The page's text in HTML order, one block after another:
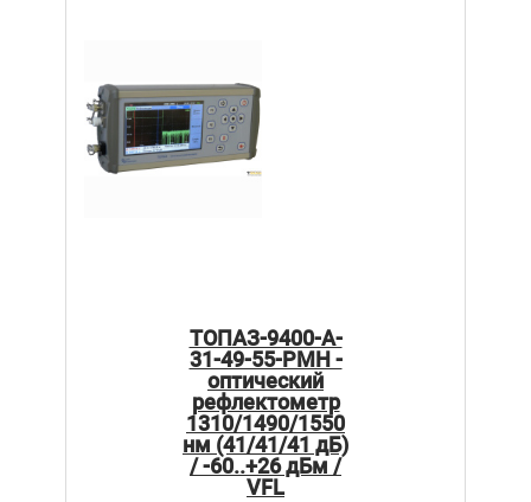
ТОПАЗ-9400-A-
31-49-55-PMH -
оптический
рефлектометр
1310/1490/1550
нм (41/41/41 дБ)
/ -60..+26 дБм /
VFL